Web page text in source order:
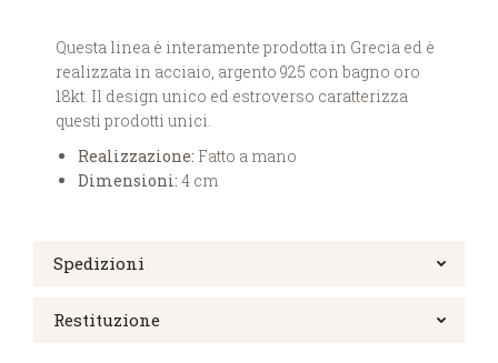
Questa linea è interamente prodotta in Grecia ed è
realizzata in acciaio, argento 925 con bagno oro
18kt. Il design unico ed estroverso caratterizza
questi prodotti unici.
Realizzazione: Fatto a mano
Dimensioni: 4 cm
Spedizioni
Restituzione